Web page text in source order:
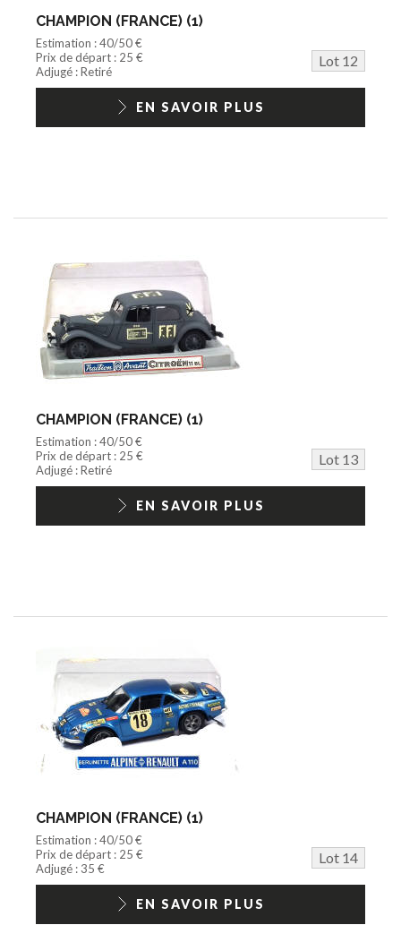
CHAMPION (FRANCE) (1)
Estimation : 40/50 €
Prix de départ : 25 €
Lot 12
Adjugé : Retiré
EN SAVOIR PLUS
CHAMPION (FRANCE) (1)
Estimation : 40/50 €
Prix de départ : 25 €
Lot 13
Adjugé : Retiré
EN SAVOIR PLUS
CHAMPION (FRANCE) (1)
Estimation : 40/50 €
Prix de départ : 25 €
Lot 14
Adjugé : 35 €
EN SAVOIR PLUS